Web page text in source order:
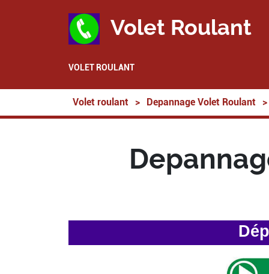
Volet Roulant
VOLET ROULANT
Volet roulant > Depannage Volet Roulant >